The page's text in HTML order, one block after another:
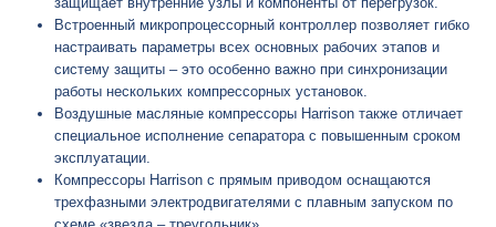
Встроенный микропроцессорный контроллер позволяет гибко
настраивать параметры всех основных рабочих этапов и
систему защиты – это особенно важно при синхронизации
работы нескольких компрессорных установок.
Воздушные масляные компрессоры Harrison также отличает
специальное исполнение сепаратора с повышенным сроком
эксплуатации.
Компрессоры Harrison с прямым приводом оснащаются
трехфазными электродвигателями с плавным запуском по